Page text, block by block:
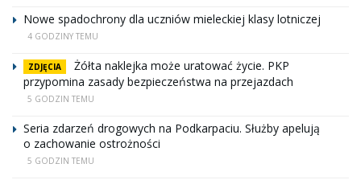
Nowe spadochrony dla uczniów mieleckiej klasy lotniczej
4 GODZINY TEMU
ZDJĘCIA
Żółta naklejka może uratować życie. PKP
przypomina zasady bezpieczeństwa na przejazdach
5 GODZIN TEMU
Seria zdarzeń drogowych na Podkarpaciu. Służby apelują
o zachowanie ostrożności
5 GODZIN TEMU